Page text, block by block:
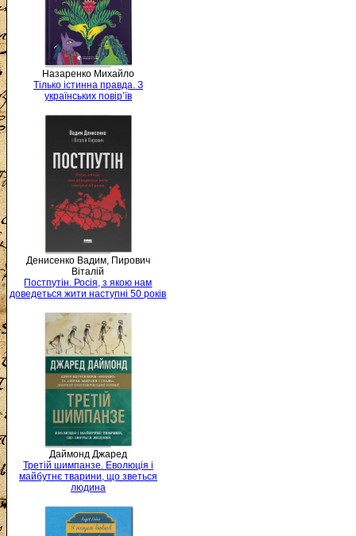
Назаренко Михайло
Тілько істинна правда. З
українських повір’їв
Денисенко Вадим, Пирович
Віталій
Постпутін. Росія, з якою нам
доведеться жити наступні 50 років
Даймонд Джаред
Третій шимпанзе. Еволюція і
майбутнє тварини, що зветься
людина